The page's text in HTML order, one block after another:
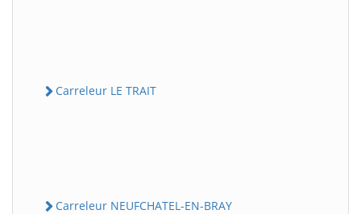
Carreleur LE TRAIT
Carreleur NEUFCHATEL-EN-BRAY